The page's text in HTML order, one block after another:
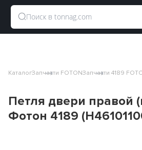
КаталогЗапчасти FOTONЗапчасти 4189
Петля двери правой
Фотон 4189